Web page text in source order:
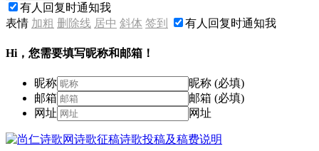
有人回复时通知我
表情 加粗 删除线 居中 斜体 签到 有人回复时通知我
Hi，您需要填写昵称和邮箱！
昵称
昵称 (必填)
邮箱
邮箱 (必填)
网址
网址